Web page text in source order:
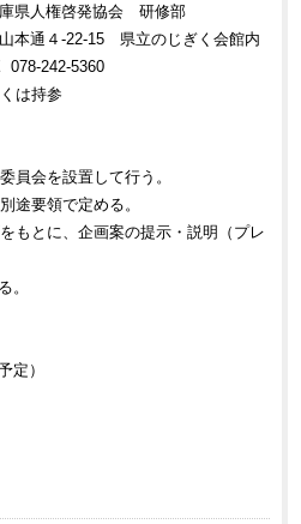
人権啓発協会 研修部
本通４-22-15 県立のじぎく会館内
242-5360
は持参
会を設置して行う。
途要領で定める。
もとに、企画案の提示・説明（プレ
。
定）